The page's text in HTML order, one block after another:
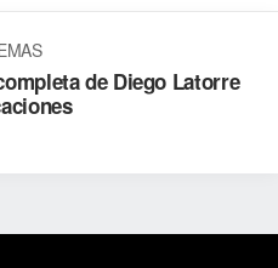
de Diego Latorre